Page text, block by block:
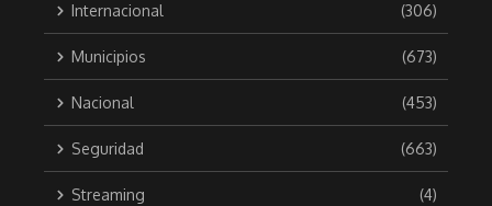
Internacional (306)
Municipios (673)
Nacional (453)
Seguridad (663)
Streaming (4)